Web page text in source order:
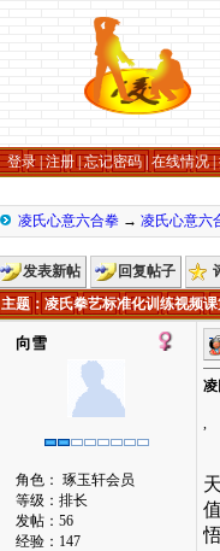
登录 |注册 |忘记密码 在线情况|
凌氏心意六合拳 → 凌氏心意六
发表新帖 回复帖子
主题 ：凌氏拳艺标准化训练视频
向雪
角色： 琢玉轩会员
等级：排长
发帖：56
经验：147
,